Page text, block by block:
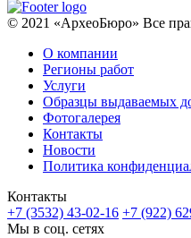
© 2021 «АрхеоБюро» Все
О компании
Регионы работ
Услуги
Образцы выдаваемых
Фотогалерея
Контакты
Новости
Политика
Контакты
+7 (3532) 43-02-16 +7 (922)
Мы в соц. сетях